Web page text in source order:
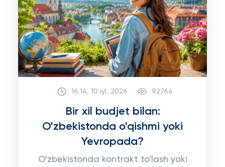
16:14, 10 iyl, 2026 92764
Bir xil budjet bilan:
O'zbekistonda o'qishmi yoki
Yevropada?
O'zbekistonda kontrakt to'lash yoki